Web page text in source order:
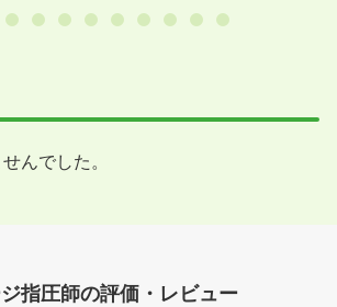
んでした。
指圧師の評価・レビュー